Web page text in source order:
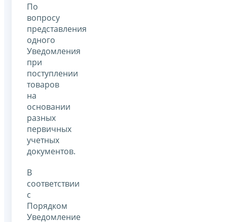
По
вопросу
представления
одного
Уведомления
при
поступлении
товаров
на
основании
разных
первичных
учетных
документов.
В
соответствии
с
Порядком
Уведомление